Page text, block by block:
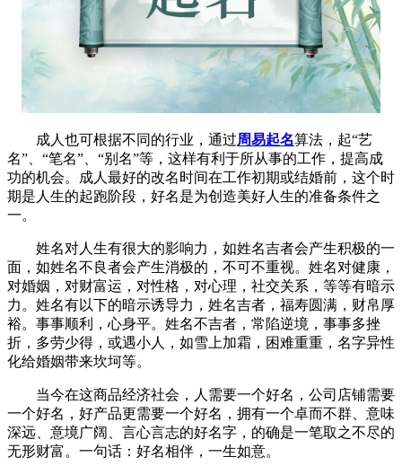
成人也可根据不同的行业，通过周易起名算法，起“艺
名”、“笔名”、“别名”等，这样有利于所从事的工作，提高成
功的机会。成人最好的改名时间在工作初期或结婚前，这个时
期是人生的起跑阶段，好名是为创造美好人生的准备条件之
一。
姓名对人生有很大的影响力，如姓名吉者会产生积极的一
面，如姓名不良者会产生消极的，不可不重视。姓名对健康，
对婚姻，对财富运，对性格，对心理，社交关系，等等有暗示
力。姓名有以下的暗示诱导力，姓名吉者，福寿圆满，财帛厚
裕。事事顺利，心身平。姓名不吉者，常陷逆境，事事多挫
折，多劳少得，或遇小人，如雪上加霜，困难重重，名字异性
化给婚姻带来坎坷等。
当今在这商品经济社会，人需要一个好名，公司店铺需要
一个好名，好产品更需要一个好名，拥有一个卓而不群、意味
深远、意境广阔、言心言志的好名字，的确是一笔取之不尽的
无形财富。一句话：好名相伴，一生如意。